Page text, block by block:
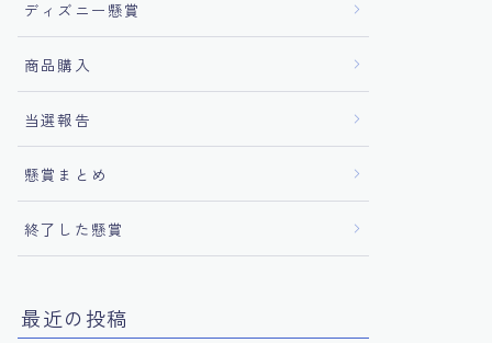
ディズニー懸賞
商品購入
当選報告
懸賞まとめ
終了した懸賞
最近の投稿